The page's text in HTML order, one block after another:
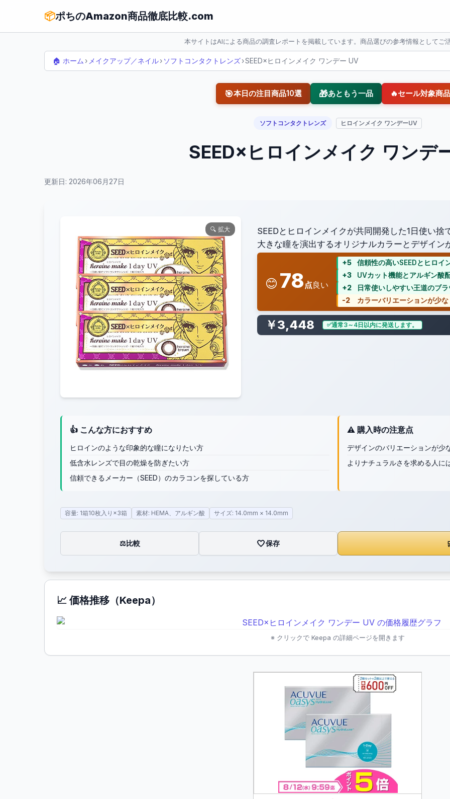
📦ポちのAmazon商品徹底比較.com
本サイトはAIによる商品の調査レポートを掲載しています。商品選びの参考情報としてご
🏠 ホーム › メイクアップ／ネイル› ソフトコンタクトレンズ›SEED×ヒロインメイク ワンデー UV
🎯本日の注目商品10選 🎁あともう一品 🔥セール対象商品
ソフトコンタクトレンズ ヒロインメイク ワンデーUV
SEED×ヒロインメイク ワンデ
更新日: 2026年06月27日
🔍 拡大
SEEDとヒロインメイクが共同開発した1日使い
大きな瞳を演出するオリジナルカラーとデザイン
😊 78 点良い
+5
信頼性の高いSEEDとヒロイ
+3
UVカット機能とアルギン酸
+2
日常使いしやすい王道のブ
-2
カラーバリエーションが少
￥3,448 通常3～4日以内に発送します。
👍 こんな方におすすめ
ヒロインのような印象的な瞳になりたい方
低含水レンズで目の乾燥を防ぎたい方
信頼できるメーカー（SEED）のカラコンを探している方
⚠️ 購入時の注意点
デザインのバリエーションが少
よりナチュラルさを求める人に
容量: 1箱10枚入り×3箱 素材: HEMA、アルギン酸 サイズ: 14.0mm × 14.0mm
⚖️比較 🤍保存
📈 価格推移（Keepa）
※ クリックで Keepa の詳細ページを開きます